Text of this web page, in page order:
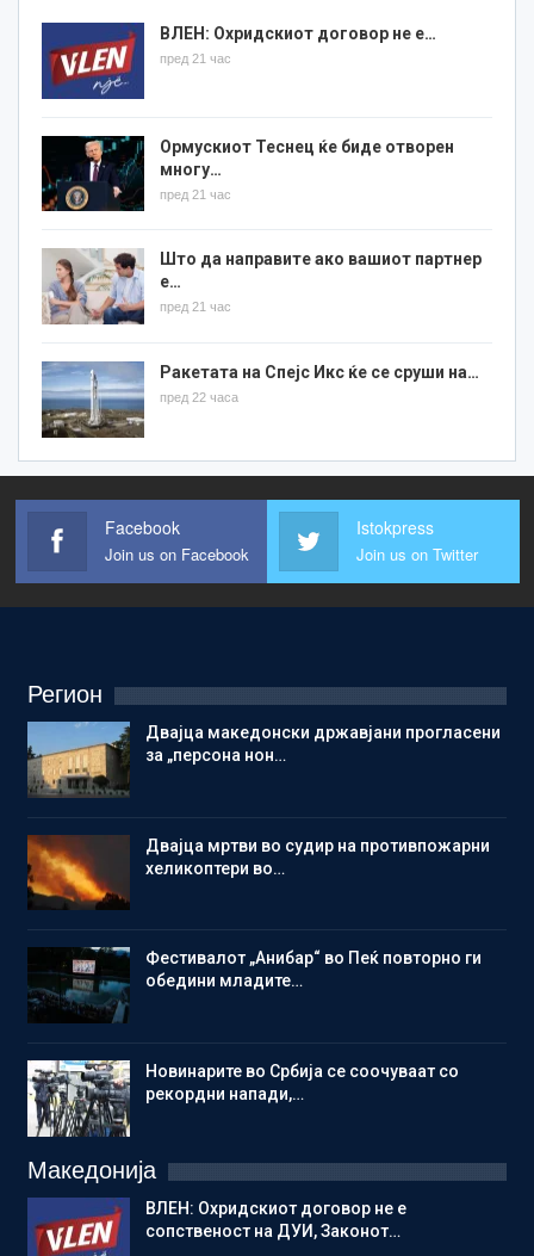
ВЛЕН: Охридскиот договор не е…
пред 21 час
Ормускиот Теснец ќе биде отворен
многу…
пред 21 час
Што да направите ако вашиот партнер
е…
пред 21 час
Ракетата на Спејс Икс ќе се сруши на…
пред 22 часа
Facebook
Join us on Facebook
Istokpress
Join us on Twitter
Регион
Двајца македонски државјани прогласени
за „персона нон…
Двајца мртви во судир на противпожарни
хеликоптери во…
Фестивалот „Анибар“ во Пеќ повторно ги
обедини младите…
Новинарите во Србија се соочуваат со
рекордни напади,…
Македонија
ВЛЕН: Охридскиот договор не е
сопственост на ДУИ, Законот…